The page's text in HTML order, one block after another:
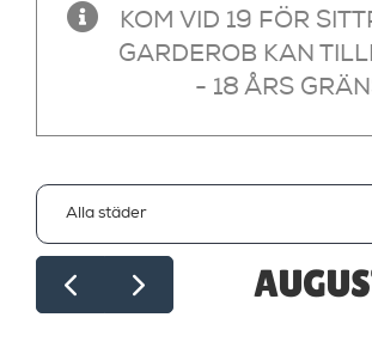
KOM VID 19 FÖR
GARDEROB KAN
- 18 ÅRS